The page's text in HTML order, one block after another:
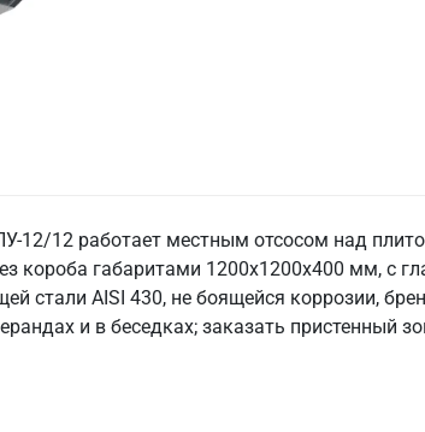
12/12 работает местным отсосом над
короба габаритами 1200х1200х400 мм, с
стали AISI 430, не боящейся коррозии,
и в беседках; заказать пристенный